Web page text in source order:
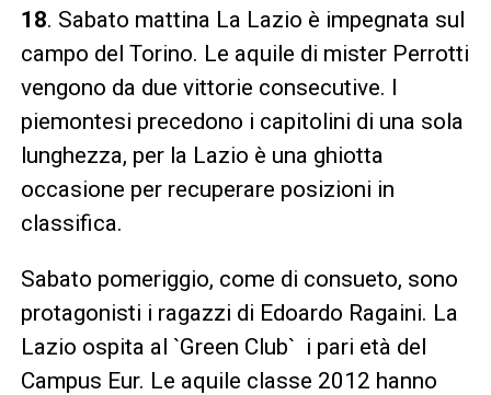
18. Sabato mattina La Lazio è impegnata sul
campo del Torino. Le aquile di mister Perrotti
vengono da due vittorie consecutive. I
piemontesi precedono i capitolini di una sola
lunghezza, per la Lazio è una ghiotta
occasione per recuperare posizioni in
classifica.
Sabato pomeriggio, come di consueto, sono
protagonisti i ragazzi di Edoardo Ragaini. La
Lazio ospita al `Green Club` i pari età del
Campus Eur. Le aquile classe 2012 hanno